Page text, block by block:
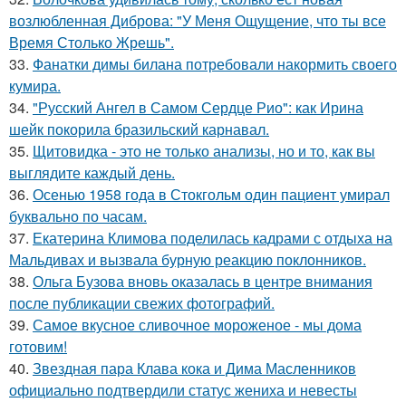
возлюбленная Диброва: "У Меня Ощущение, что ты все
Время Столько Жрешь".
33. Фанатки димы билана потребовали накормить своего
кумира.
34. "Русский Ангел в Самом Сердце Рио": как Ирина
шейк покорила бразильский карнавал.
35. Щитовидка - это не только анализы, но и то, как вы
выглядите каждый день.
36. Осенью 1958 года в Стокгольм один пациент умирал
буквально по часам.
37. Екатерина Климова поделилась кадрами с отдыха на
Мальдивах и вызвала бурную реакцию поклонников.
38. Ольга Бузова вновь оказалась в центре внимания
после публикации свежих фотографий.
39. Самое вкусное сливочное мороженое - мы дома
готовим!
40. Звездная пара Клава кока и Дима Масленников
официально подтвердили статус жениха и невесты